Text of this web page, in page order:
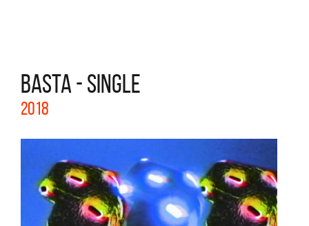
BASTA - SINGLE
2018